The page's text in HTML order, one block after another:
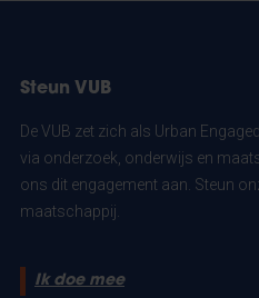
Steun VUB
De VUB zet zich als Urban
via onderzoek, onderwijs en
ons dit engagement aan. Steun
maatschappij.
Ik doe mee